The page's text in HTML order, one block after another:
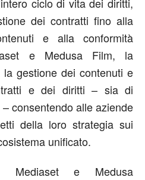
ciclo di vita dei diritti,
dei contratti fino alla
e alla conformità
e Medusa Film, la
gestione dei contenuti e
e dei diritti – sia di
consentendo alle aziende
della loro strategia sui
unificato.
Mediaset e Medusa